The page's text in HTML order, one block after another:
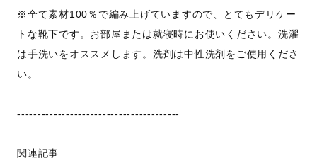
※全て素材100％で編み上げていますので、とてもデリケー
トな靴下です。お部屋または就寝時にお使いください。洗濯
は手洗いをオススメします。洗剤は中性洗剤をご使用くださ
い。
----------------------------------------
関連記事